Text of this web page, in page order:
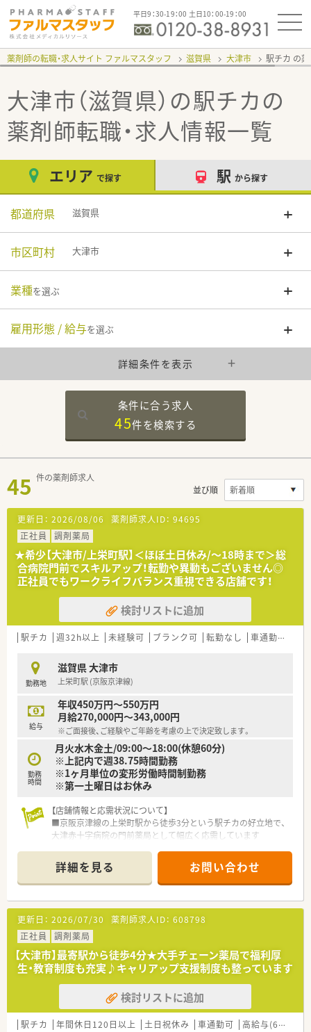
平日9：30-19：00 土日10：00-19：00
薬剤師の転職・求人サイト ファルマスタッフ 滋賀県 大津市 駅チカ
大津市（滋賀県）の駅チカの
薬剤師転職・求人情報一覧
エリア で探す 駅 から探す
都道府県 滋賀県
市区町村 大津市
業種を選ぶ
雇用形態 / 給与を選ぶ
詳細条件を表示
条件に合う求人
45件を検索する
45 件の薬剤師求人
並び順
更新日： 2026/08/06 薬剤師求人ID： 94695
正社員
調剤薬局
★希少【大津市/上栄町駅】＜ほぼ土日休み/～18時まで＞総
合病院門前でスキルアップ！転勤や異動もございません◎
正社員でもワークライフバランス重視できる店舗です！
検討リストに追加
駅チカ 週32h以上 未経験可 ブランク可 転勤なし 車通勤可
勤務地
滋賀県 大津市
上栄町駅 (京阪京津線)
給与
年収450万円～550万円
月給270,000円～343,000円
※ご面接後、ご経験やご年齢を考慮の上で決定致します。
勤務
時間
月火水木金土/09:00～18:00(休憩60分)
※上記内で週38.75時間勤務
※1ヶ月単位の変形労働時間制勤務
※第一土曜日はお休み
【店舗情報と応需状況について】
■京阪京津線の上栄町駅から徒歩3分という駅チカの好立地で、
大津赤十字病院の門前薬局として幅広く応需しています
師は常時6名から7名体制で手厚く配置されています
■事務スタッフも4名体制と充実しており、2階建ての店舗では
ベルトコンベアを活用してスムーズに業務を行っています
【法人特徴について】
■近畿エリアにて7店舗を経営しており、新規出店も行うなど安
定した基盤と勢いを兼ね備えた成長を続ける企業です
■代表はMR出身で現場への理解が深く、明るく楽しく元気よく
をモットーに従業員が満足できる環境を整えています
■離職率が非常に低いことが大きな特徴で、5年から10年の間、
離職者が出ていない店舗も多数存在している法人です
【求人情報について】
■正社員の募集で想定年収は450万円から550万円となってお
詳細を見る お問い合わせ
更新日： 2026/07/30 薬剤師求人ID： 608798
正社員
調剤薬局
【大津市】最寄駅から徒歩4分★大手チェーン薬局で福利厚
生・教育制度も充実♪キャリアップ支援制度も整っています
検討リストに追加
駅チカ 年間休日120日以上 土日祝休み 車通勤可 高給与(600万円以上)